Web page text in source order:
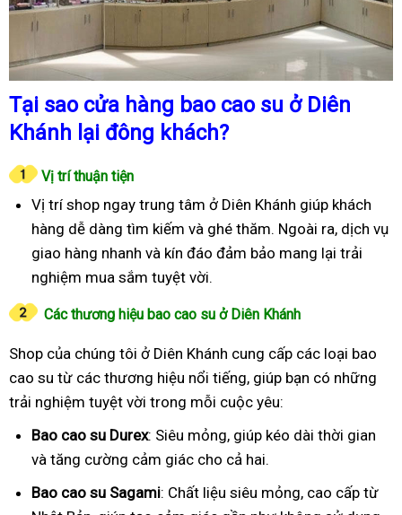
Tại sao cửa hàng bao cao su ở Diên
Khánh lại đông khách?
Vị trí thuận tiện
Vị trí shop ngay trung tâm ở Diên Khánh giúp khách
hàng dễ dàng tìm kiếm và ghé thăm. Ngoài ra, dịch vụ
giao hàng nhanh và kín đáo đảm bảo mang lại trải
nghiệm mua sắm tuyệt vời.
Các thương hiệu bao cao su ở Diên Khánh
Shop của chúng tôi ở Diên Khánh cung cấp các loại bao
cao su từ các thương hiệu nổi tiếng, giúp bạn có những
trải nghiệm tuyệt vời trong mỗi cuộc yêu:
Bao cao su Durex: Siêu mỏng, giúp kéo dài thời gian
và tăng cường cảm giác cho cả hai.
Bao cao su Sagami: Chất liệu siêu mỏng, cao cấp từ